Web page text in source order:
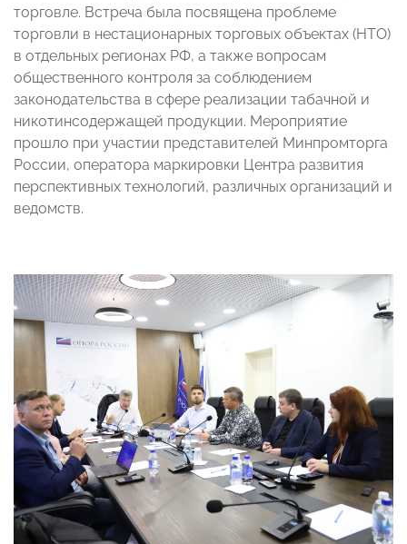
торговле. Встреча была посвящена проблеме
торговли в нестационарных торговых объектах (НТО)
в отдельных регионах РФ, а также вопросам
общественного контроля за соблюдением
законодательства в сфере реализации табачной и
никотинсодержащей продукции. Мероприятие
прошло при участии представителей Минпромторга
России, оператора маркировки Центра развития
перспективных технологий, различных организаций и
ведомств.